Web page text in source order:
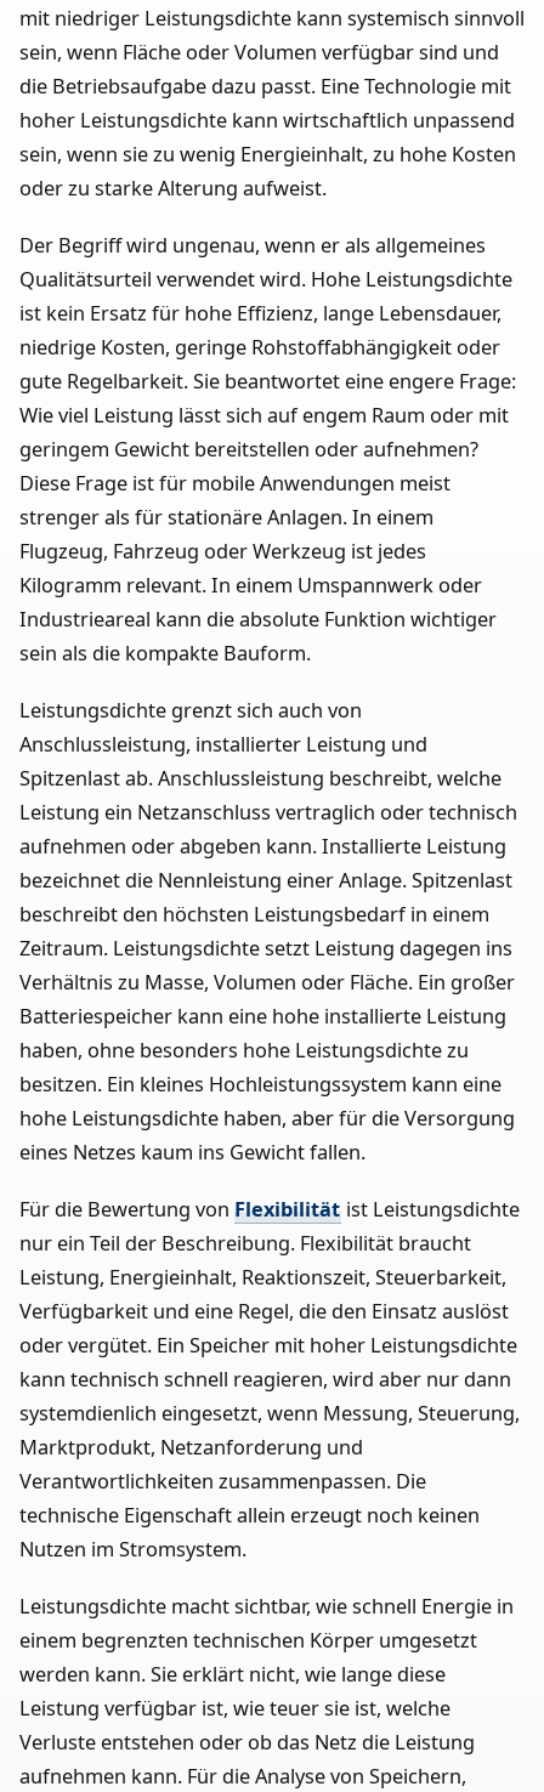
mit niedriger Leistungsdichte kann systemisch sinnvoll
sein, wenn Fläche oder Volumen verfügbar sind und
die Betriebsaufgabe dazu passt. Eine Technologie mit
hoher Leistungsdichte kann wirtschaftlich unpassend
sein, wenn sie zu wenig Energieinhalt, zu hohe Kosten
oder zu starke Alterung aufweist.
Der Begriff wird ungenau, wenn er als allgemeines
Qualitätsurteil verwendet wird. Hohe Leistungsdichte
ist kein Ersatz für hohe Effizienz, lange Lebensdauer,
niedrige Kosten, geringe Rohstoffabhängigkeit oder
gute Regelbarkeit. Sie beantwortet eine engere Frage:
Wie viel Leistung lässt sich auf engem Raum oder mit
geringem Gewicht bereitstellen oder aufnehmen?
Diese Frage ist für mobile Anwendungen meist
strenger als für stationäre Anlagen. In einem
Flugzeug, Fahrzeug oder Werkzeug ist jedes
Kilogramm relevant. In einem Umspannwerk oder
Industrieareal kann die absolute Funktion wichtiger
sein als die kompakte Bauform.
Leistungsdichte grenzt sich auch von
Anschlussleistung, installierter Leistung und
Spitzenlast ab. Anschlussleistung beschreibt, welche
Leistung ein Netzanschluss vertraglich oder technisch
aufnehmen oder abgeben kann. Installierte Leistung
bezeichnet die Nennleistung einer Anlage. Spitzenlast
beschreibt den höchsten Leistungsbedarf in einem
Zeitraum. Leistungsdichte setzt Leistung dagegen ins
Verhältnis zu Masse, Volumen oder Fläche. Ein großer
Batteriespeicher kann eine hohe installierte Leistung
haben, ohne besonders hohe Leistungsdichte zu
besitzen. Ein kleines Hochleistungssystem kann eine
hohe Leistungsdichte haben, aber für die Versorgung
eines Netzes kaum ins Gewicht fallen.
Für die Bewertung von Flexibilität ist Leistungsdichte
nur ein Teil der Beschreibung. Flexibilität braucht
Leistung, Energieinhalt, Reaktionszeit, Steuerbarkeit,
Verfügbarkeit und eine Regel, die den Einsatz auslöst
oder vergütet. Ein Speicher mit hoher Leistungsdichte
kann technisch schnell reagieren, wird aber nur dann
systemdienlich eingesetzt, wenn Messung, Steuerung,
Marktprodukt, Netzanforderung und
Verantwortlichkeiten zusammenpassen. Die
technische Eigenschaft allein erzeugt noch keinen
Nutzen im Stromsystem.
Leistungsdichte macht sichtbar, wie schnell Energie in
einem begrenzten technischen Körper umgesetzt
werden kann. Sie erklärt nicht, wie lange diese
Leistung verfügbar ist, wie teuer sie ist, welche
Verluste entstehen oder ob das Netz die Leistung
aufnehmen kann. Für die Analyse von Speichern,